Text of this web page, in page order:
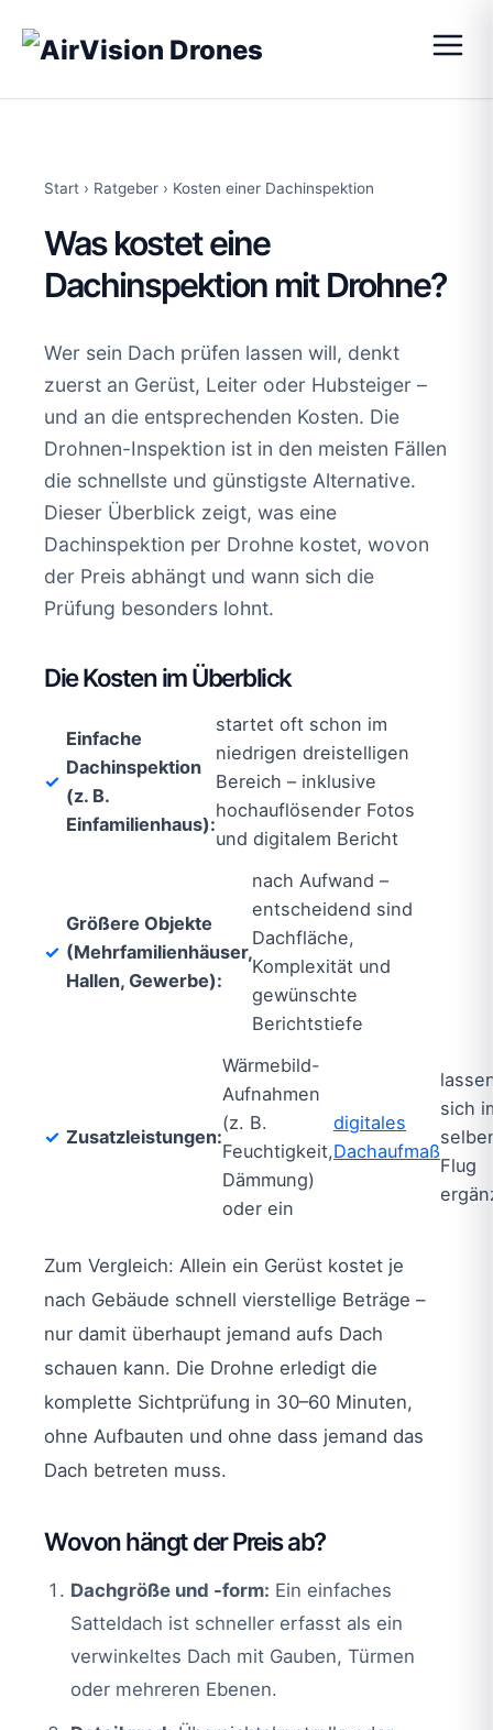
Start › Ratgeber › Kosten einer Dachinspektion
Was kostet eine
Dachinspektion mit Drohne?
Wer sein Dach prüfen lassen will, denkt
zuerst an Gerüst, Leiter oder Hubsteiger –
und an die entsprechenden Kosten. Die
Drohnen-Inspektion ist in den meisten Fällen
die schnellste und günstigste Alternative.
Dieser Überblick zeigt, was eine
Dachinspektion per Drohne kostet, wovon
der Preis abhängt und wann sich die
Prüfung besonders lohnt.
Die Kosten im Überblick
Einfache
Dachinspektion
(z. B.
Einfamilienhaus):
startet oft schon im
niedrigen dreistelligen
Bereich – inklusive
hochauflösender Fotos
und digitalem Bericht
Größere Objekte
(Mehrfamilienhäuser,
Hallen, Gewerbe):
nach Aufwand –
entscheidend sind
Dachfläche,
Komplexität und
gewünschte
Berichtstiefe
Zusatzleistungen:
Wärmebild-
Aufnahmen
(z. B.
Feuchtigkeit,
Dämmung)
oder ein
digitales
Dachaufmaß
sich
Flug
Zum Vergleich: Allein ein Gerüst kostet je
nach Gebäude schnell vierstellige Beträge –
nur damit überhaupt jemand aufs Dach
schauen kann. Die Drohne erledigt die
komplette Sichtprüfung in 30–60 Minuten,
ohne Aufbauten und ohne dass jemand das
Dach betreten muss.
Wovon hängt der Preis ab?
Dachgröße und -form: Ein einfaches
Satteldach ist schneller erfasst als ein
verwinkeltes Dach mit Gauben, Türmen
oder mehreren Ebenen.